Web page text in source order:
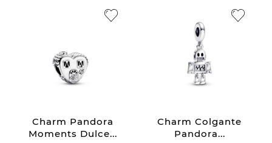
Charm Pandora
Moments Dulce...
Charm Colgante
Pandora...